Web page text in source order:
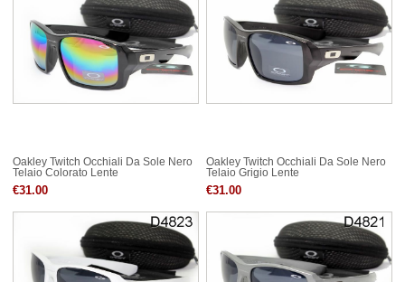
Oakley Twitch Occhiali Da Sole Nero
Telaio Colorato Lente
€31.00
Oakley Twitch Occhiali Da Sole Nero
Telaio Grigio Lente
€31.00